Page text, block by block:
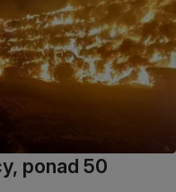
ponad 50